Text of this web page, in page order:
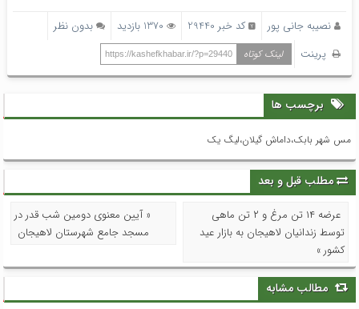
نصیبه جانی پور کد خبر 29440 1370 بازدید
بدون نظر
پرینت
لینک کوتاه https://kashefkhabar.ir/?p=29440
برچسب ها
مس شهر بابک،داماش گیلان،لیگ یک
مطلب قبل و بعد
عرضه ۱۴ تن مرغ و ۲ تن ماهی
توسط زندانیان لاهیجان به بازار عید
کشور »
« آیین معنوی دومین شب قدر در
مسجد جامع شهرستان لاهیجان
مطالب مشابه